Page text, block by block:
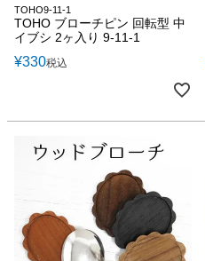
TOHO9-11-1
TOHO ブローチピン 回転型 中
イブシ 2ヶ入り 9-11-1
¥330税込